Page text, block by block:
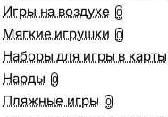
Игры на воздухе 0
Мягкие игрушки 0
Наборы для игры в карты
Нарды 0
Пляжные игры 0